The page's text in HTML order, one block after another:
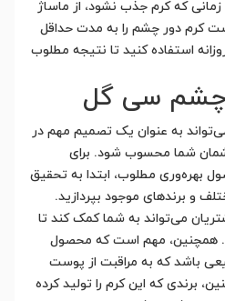
زمانی که کرم جذب نشود، از ماساژ
است کرم دور چشم را به مدت حداقل
استفاده کنید تا نتیجه مطلوب
چشم سی گل
به عنوان یک تصمیم مهم در
شما محسوب شود. برای
بهره‌وری مطلوب، ابتدا به تحقیق
و برندهای موجود بپردازید.
می‌تواند به شما کمک کند تا
همچنین، مهم است که محصول
باشد که به مراقبت از پوست
برندی که این کرم را تولید کرده